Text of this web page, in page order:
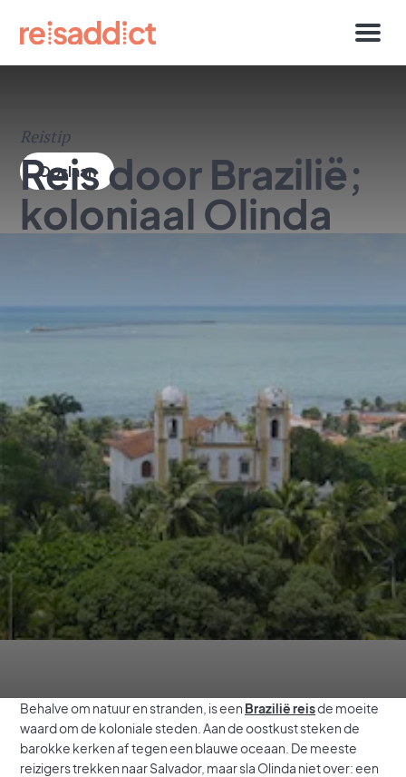
Reistip
Reis door Brazilië;
koloniaal Olinda
Behalve om natuur en stranden, is een Brazilië reisde moeite
waard om de koloniale steden. Aan de oostkust steken de
barokke kerken af tegen een blauwe oceaan. De meeste
reizigers trekken naar Salvador, maar sla Olinda niet over: een